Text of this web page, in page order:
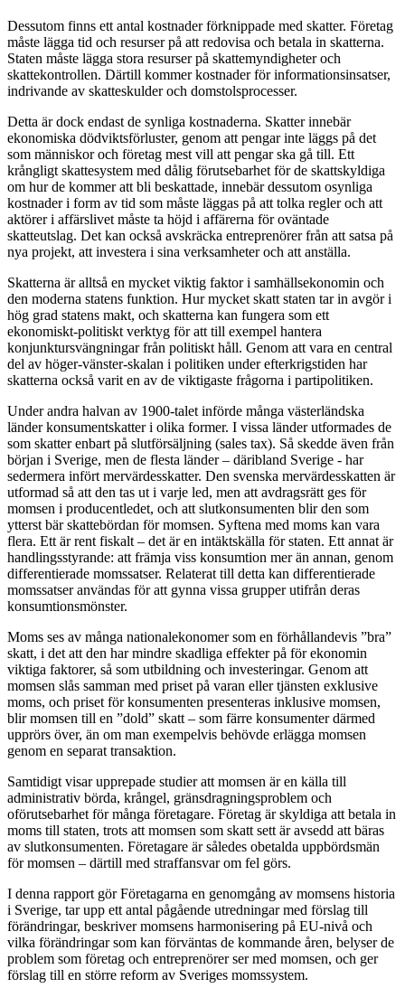
Dessutom finns ett antal kostnader förknippade med skatter. Företag
måste lägga tid och resurser på att redovisa och betala in skatterna.
Staten måste lägga stora resurser på skattemyndigheter och
skattekontrollen. Därtill kommer kostnader för informationsinsatser,
indrivande av skatteskulder och domstolsprocesser.
Detta är dock endast de synliga kostnaderna. Skatter innebär
ekonomiska dödviktsförluster, genom att pengar inte läggs på det
som människor och företag mest vill att pengar ska gå till. Ett
krångligt skattesystem med dålig förutsebarhet för de skattskyldiga
om hur de kommer att bli beskattade, innebär dessutom osynliga
kostnader i form av tid som måste läggas på att tolka regler och att
aktörer i affärslivet måste ta höjd i affärerna för oväntade
skatteutslag. Det kan också avskräcka entreprenörer från att satsa på
nya projekt, att investera i sina verksamheter och att anställa.
Skatterna är alltså en mycket viktig faktor i samhällsekonomin och
den moderna statens funktion. Hur mycket skatt staten tar in avgör i
hög grad statens makt, och skatterna kan fungera som ett
ekonomiskt-politiskt verktyg för att till exempel hantera
konjunktursvängningar från politiskt håll. Genom att vara en central
del av höger-vänster-skalan i politiken under efterkrigstiden har
skatterna också varit en av de viktigaste frågorna i partipolitiken.
Under andra halvan av 1900-talet införde många västerländska
länder konsumentskatter i olika former. I vissa länder utformades de
som skatter enbart på slutförsäljning (sales tax). Så skedde även från
början i Sverige, men de flesta länder – däribland Sverige - har
sedermera infört mervärdesskatter. Den svenska mervärdesskatten är
utformad så att den tas ut i varje led, men att avdragsrätt ges för
momsen i producentledet, och att slutkonsumenten blir den som
ytterst bär skattebördan för momsen. Syftena med moms kan vara
flera. Ett är rent fiskalt – det är en intäktskälla för staten. Ett annat är
handlingsstyrande: att främja viss konsumtion mer än annan, genom
differentierade momssatser. Relaterat till detta kan differentierade
momssatser användas för att gynna vissa grupper utifrån deras
konsumtionsmönster.
Moms ses av många nationalekonomer som en förhållandevis ”bra”
skatt, i det att den har mindre skadliga effekter på för ekonomin
viktiga faktorer, så som utbildning och investeringar. Genom att
momsen slås samman med priset på varan eller tjänsten exklusive
moms, och priset för konsumenten presenteras inklusive momsen,
blir momsen till en ”dold” skatt – som färre konsumenter därmed
upprörs över, än om man exempelvis behövde erlägga momsen
genom en separat transaktion.
Samtidigt visar upprepade studier att momsen är en källa till
administrativ börda, krångel, gränsdragningsproblem och
oförutsebarhet för många företagare. Företag är skyldiga att betala in
moms till staten, trots att momsen som skatt sett är avsedd att bäras
av slutkonsumenten. Företagare är således obetalda uppbördsmän
för momsen – därtill med straffansvar om fel görs.
I denna rapport gör Företagarna en genomgång av momsens historia
i Sverige, tar upp ett antal pågående utredningar med förslag till
förändringar, beskriver momsens harmonisering på EU-nivå och
vilka förändringar som kan förväntas de kommande åren, belyser de
problem som företag och entreprenörer ser med momsen, och ger
förslag till en större reform av Sveriges momssystem.